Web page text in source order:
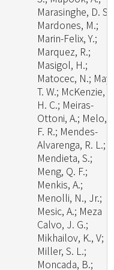
Marasinghe, D. S.;
Mardones, M.;
Marin-Felix, Y.;
Marquez, R.;
Masigol, H.;
Matocec, N.; May,
T. W.; McKenzie,
H. C.; Meiras-
Ottoni, A.; Melo,
F. R.; Mendes-
Alvarenga, R. L.;
Mendieta, S.;
Meng, Q. F.;
Menkis, A.;
Menolli, N., Jr.;
Mesic, A.; Meza
Calvo, J. G.;
Mikhailov, K., V;
Miller, S. L.;
Moncada, B.;